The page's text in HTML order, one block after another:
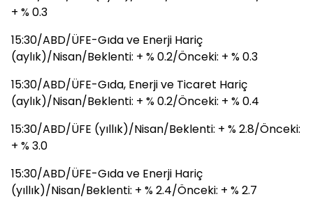
+ % 0.3
15:30/ABD/ÜFE-Gıda ve Enerji Hariç
(aylık)/Nisan/Beklenti: + % 0.2/Önceki: + % 0.3
15:30/ABD/ÜFE-Gıda, Enerji ve Ticaret Hariç
(aylık)/Nisan/Beklenti: + % 0.2/Önceki: + % 0.4
15:30/ABD/ÜFE (yıllık)/Nisan/Beklenti: + % 2.8/Önceki:
+ % 3.0
15:30/ABD/ÜFE-Gıda ve Enerji Hariç
(yıllık)/Nisan/Beklenti: + % 2.4/Önceki: + % 2.7